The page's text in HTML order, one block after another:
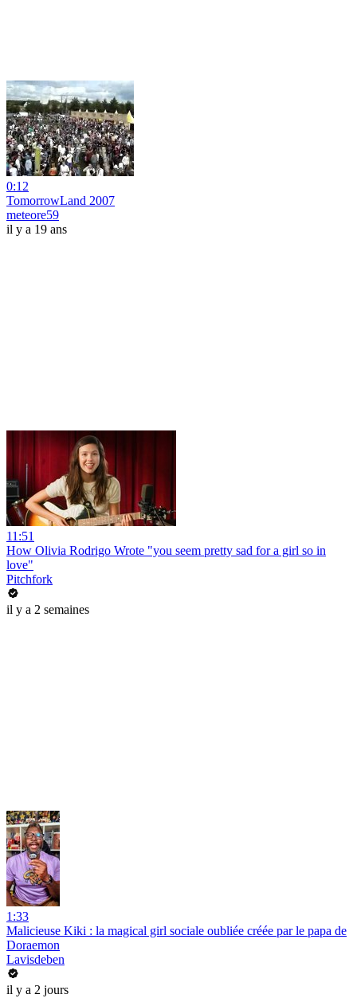
0:12
TomorrowLand 2007
meteore59
il y a 19 ans
11:51
How Olivia Rodrigo Wrote "you seem pretty sad for a girl so in
love"
Pitchfork
il y a 2 semaines
1:33
Malicieuse Kiki : la magical girl sociale oubliée créée par le papa de
Doraemon
Lavisdeben
il y a 2 jours